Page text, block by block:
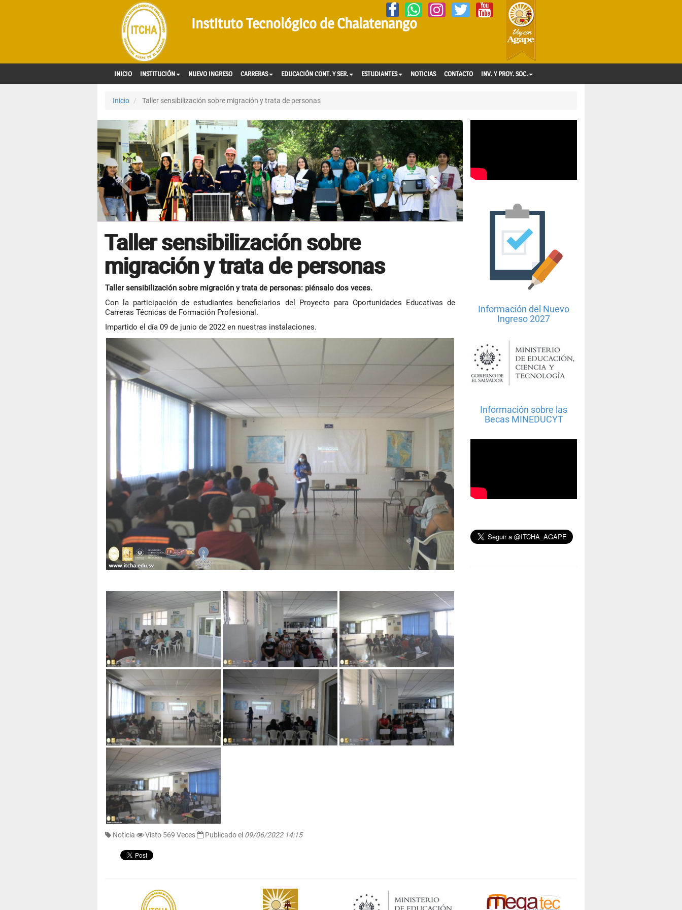
Instituto Tecnológico de Chalatenango
INICIO INSTITUCIÓN NUEVO INGRESO CARRERAS EDUCACIÓN CONT. Y SER. ESTUDIANTES NOTICIAS CONTACTO INV. Y PROY. SOC.
Inicio Taller sensibilización sobre migración y trata de personas
Taller sensibilización sobre
migración y trata de personas
Taller sensibilización sobre migración y trata de personas: piénsalo dos veces.
Con la participación de estudiantes beneficiarios del Proyecto para Oportunidades Educativas de
Carreras Técnicas de Formación Profesional.
Impartido el día 09 de junio de 2022 en nuestras instalaciones.
Noticia Visto 569 Veces Publicado el 09/06/2022 14:15
Información del Nuevo
Ingreso 2027
Información sobre las
Becas MINEDUCYT